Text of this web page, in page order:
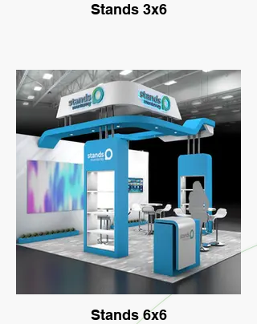
Stands 3x6
Stands 6x6